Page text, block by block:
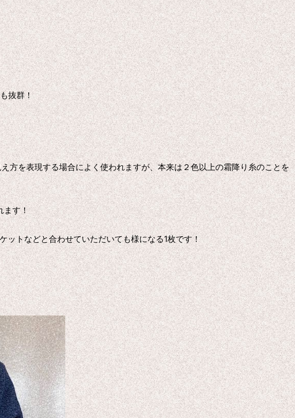
抜群！
を表現する場合によく使われますが、本来は２色以上の霜降り糸のことを
ます！
ットなどと合わせていただいても様になる1枚です！